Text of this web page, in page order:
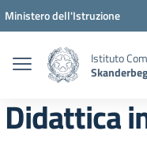
Vai ai contenuti
Vai al menu di navigazione
Vai al footer
Ministero dell'Istruzione
Istituto
Skanderbeg
Didattica